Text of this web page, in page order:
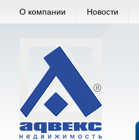
О компании Новости